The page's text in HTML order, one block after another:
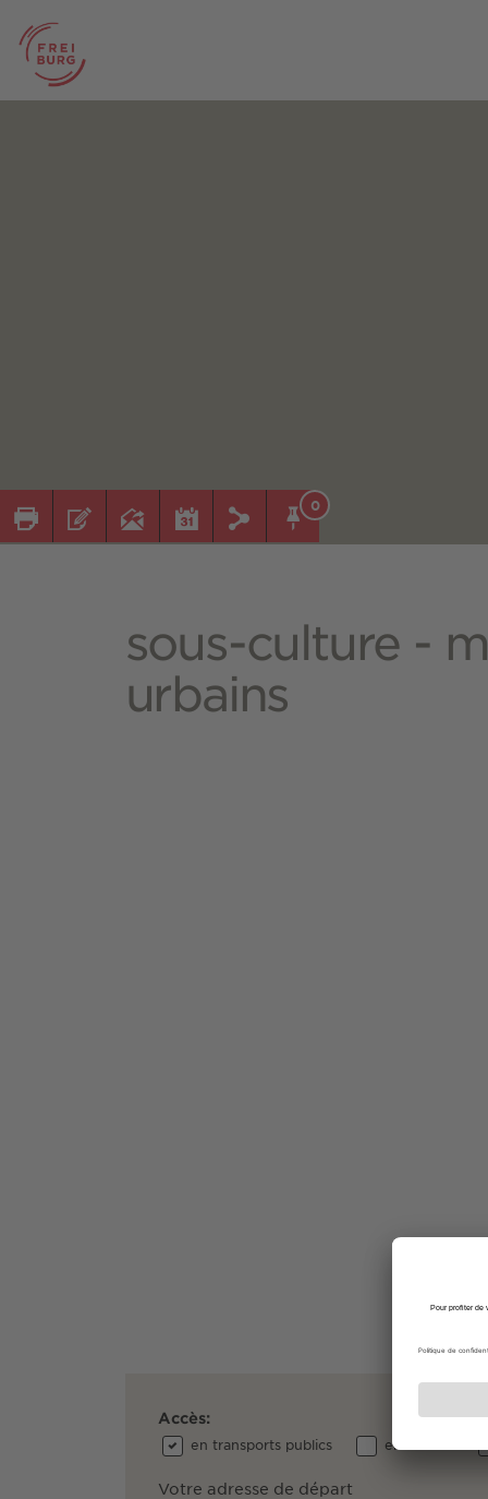
0
sous-culture -
urbains
Accès:
en transports publics en voiture
Votre adresse de départ